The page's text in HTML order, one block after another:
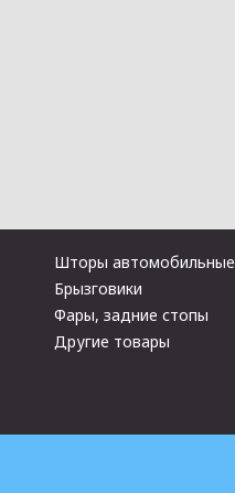
Шторы автомобильные
Брызговики
Фары, задние стопы
Другие товары